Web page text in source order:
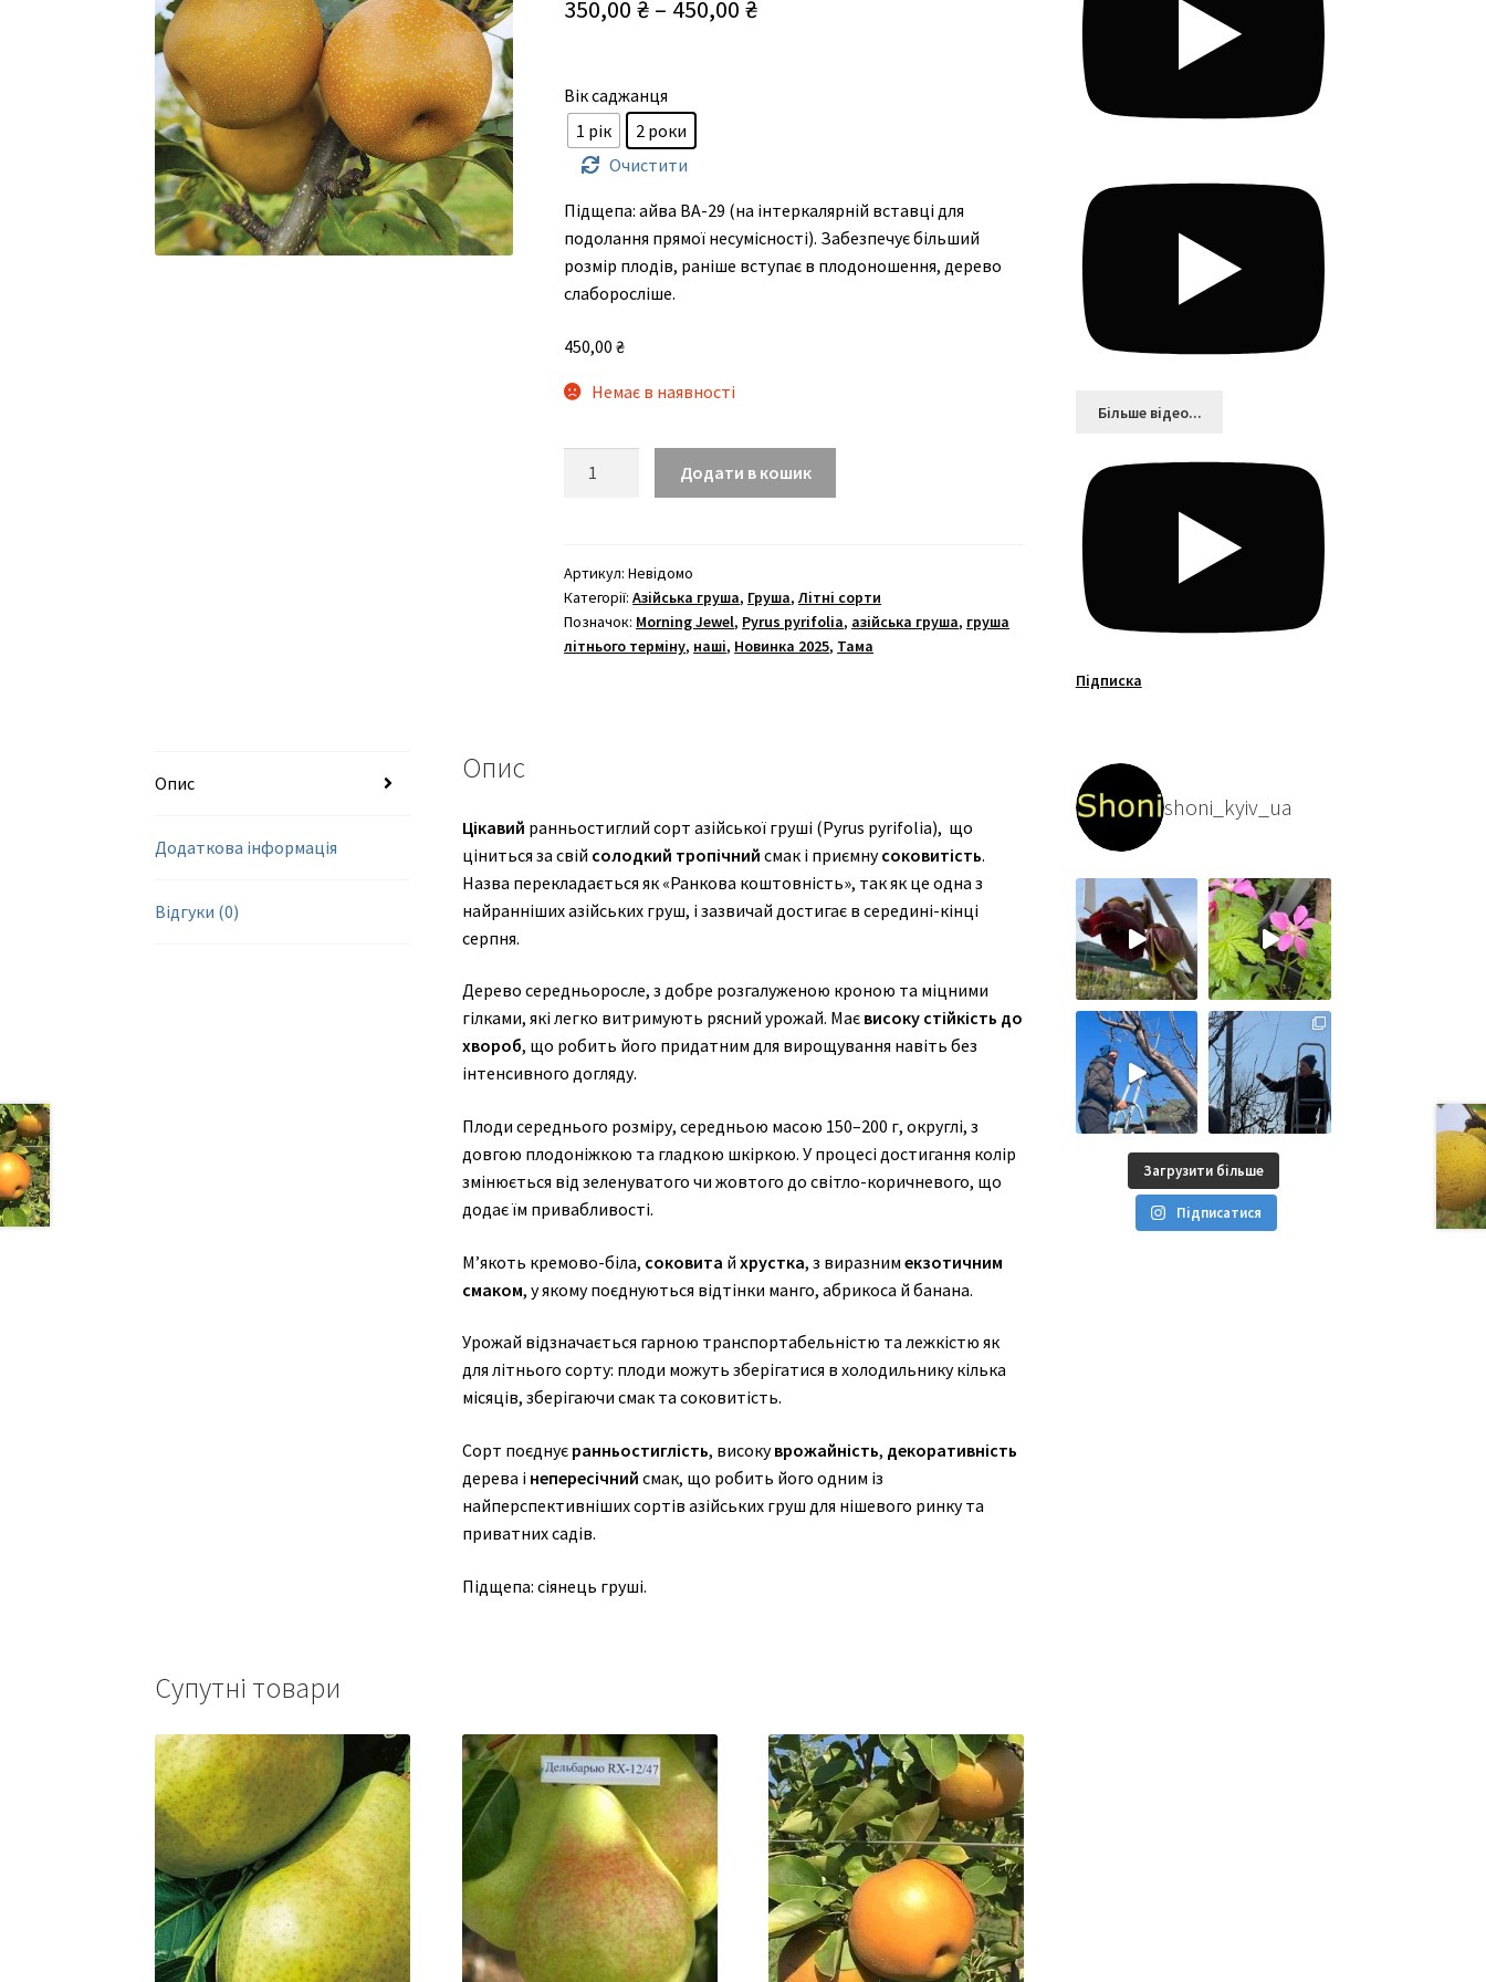
350,00₴ – 450,00₴Діапазон
450,00 ₴
Вік саджанця
1 рік
2 роки
Очистити
Підщепа: айва ВА-29 (на інтеркалярній вставці для
подолання прямої несумісності). Забезпечує більший
розмір плодів, раніше вступає в плодоношення, дерево
слаборосліше.
450,00₴
Немає в наявності
Додати в кошик
Артикул:Невідомо
Категорії:Азійська груша, Груша,Літні сорти
Позначок: Morning Jewel, Pyrus pyrifolia, азійська груша, груша
літнього терміну, наші, Новинка 2025, Тама
Опис
Додаткова інформація
Відгуки (0)
Опис
Цікавий ранньостиглий сорт азійської груші (Pyrus pyrifolia), що
ціниться за свій солодкий тропічний смак і приємнусоковитість.
Назва перекладається як «Ранкова коштовність», так як це одна з
найранніших азійських груш, і зазвичай достигає в середині-кінці
серпня.
Дерево середньоросле, з добре розгалуженою кроною та міцними
гілками, які легко витримують рясний урожай. Має високу стійкість до
хвороб, що робить його придатним для вирощування навіть без
інтенсивного догляду.
Плоди середнього розміру, середньою масою 150–200 г, округлі, з
довгою плодоніжкою та гладкою шкіркою. У процесі достигання колір
змінюється від зеленуватого чи жовтого до світло-коричневого, що
додає їм привабливості.
М’якоть кремово-біла, соковита й хрустка, з виразним екзотичним
смаком, у якому поєднуються відтінки манго, абрикоса й банана.
Урожай відзначається гарною транспортабельністю та лежкістю як
для літнього сорту: плоди можуть зберігатися в холодильнику кілька
місяців, зберігаючи смак та соковитість.
Сорт поєднує ранньостиглість, високуврожайність, декоративність
дерева і непересічний смак, що робить його одним із
найперспективніших сортів азійських груш для нішевого ринку та
приватних садів.
Підщепа: сіянець груші.
Супутні товари
Більшe відео...
Підписка
shoni_kyiv_ua
Загрузити більше
Підписатися